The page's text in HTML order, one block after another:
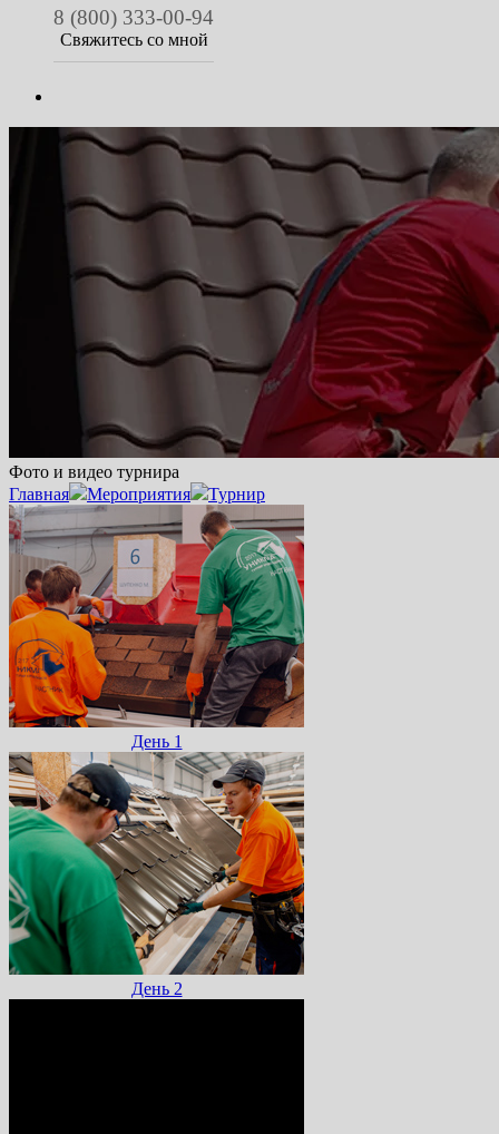
8 (800) 333-00-94
Свяжитесь со мной
Фото и видео турнира
Главная
Мероприятия Турнир
День 1
День 2